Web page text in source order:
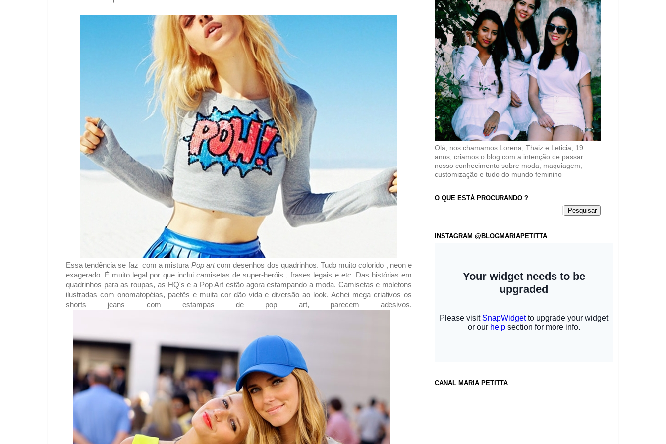
Essa tendência se faz com a mistura Pop artcom desenhos dos quadrinhos. Tudo muito colorido , neon e
exagerado. É muito legal por que inclui camisetas de super-heróis , frases legais e etc. Das histórias em
quadrinhos para as roupas, as HQ's e a Pop Art estão agora estampando a moda. Camisetas e moletons
ilustradas com onomatopéias, paetês e muita cor dão vida e diversão ao look. Achei mega criativos os
shorts jeans com estampas de pop art, parecem adesivos.
Olá, nos chamamos Lorena, Thaiz e Leticia, 19
anos, criamos o blog com a intenção de passar
nosso conhecimento sobre moda, maquiagem,
customização e tudo do mundo feminino
O QUE ESTÁ PROCURANDO ?
INSTAGRAM @BLOGMARIAPETITTA
CANAL MARIA PETITTA